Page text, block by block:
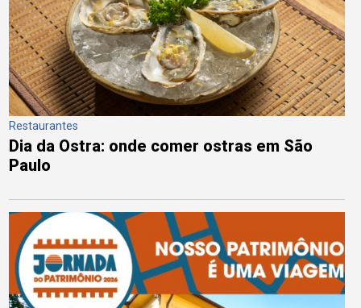
Restaurantes
Dia da Ostra: onde comer ostras em São
Paulo